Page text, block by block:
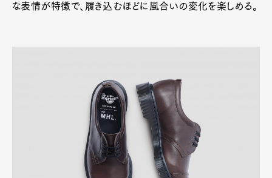
な表情が特徴で、履き込むほどに風合いの変化を楽しめる。